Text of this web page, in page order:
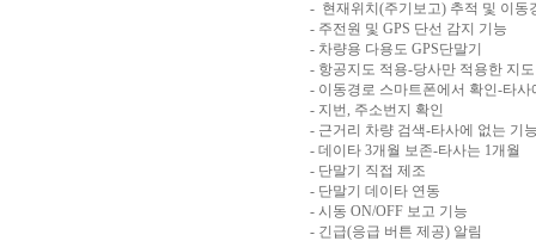
- 현재위치(주기보고) 추적 및 이동
- 주전원 및 GPS 단선 감지 기능
- 차량용 다용도 GPS단말기
- 항공지도 적용-당사만 적용한 지도
- 이동경로 스마트폰에서 확인-타사
- 지번, 주소번지 확인
- 근거리 차량 검색-타사에 없는 기
- 데이타 3개월 보존-타사는 1개월
- 단말기 직접 제조
- 단말기 데이타 연동
- 시동 ON/OFF 보고 기능
- 긴급(응급 버튼 제공) 알림